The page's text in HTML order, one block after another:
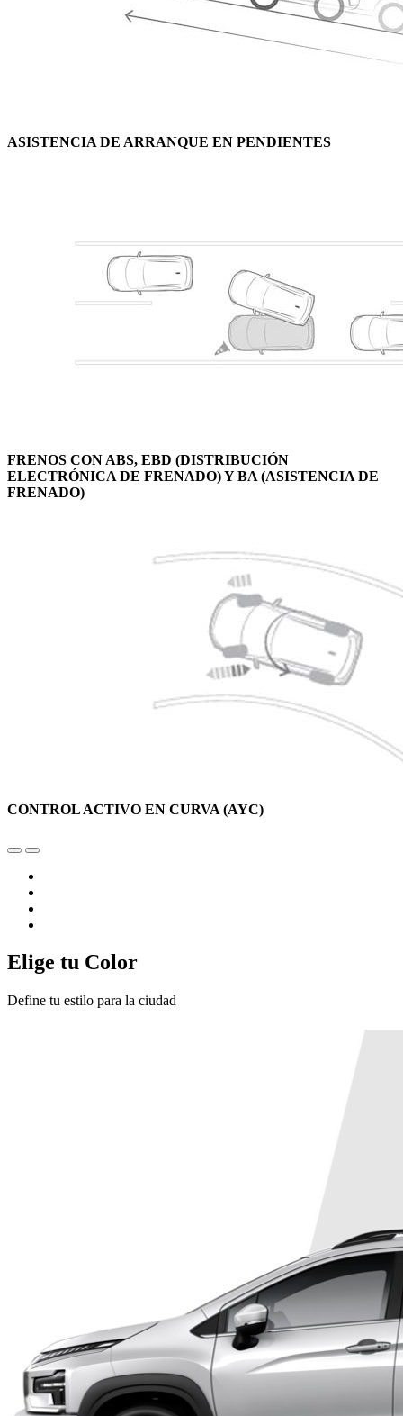
ASISTENCIA DE ARRANQUE EN PENDIENTES
FRENOS CON ABS, EBD (DISTRIBUCIÓN
ELECTRÓNICA DE FRENADO) Y BA (ASISTENCIA DE
FRENADO)
CONTROL ACTIVO EN CURVA (AYC)
Elige tu Color
Define tu estilo para la ciudad